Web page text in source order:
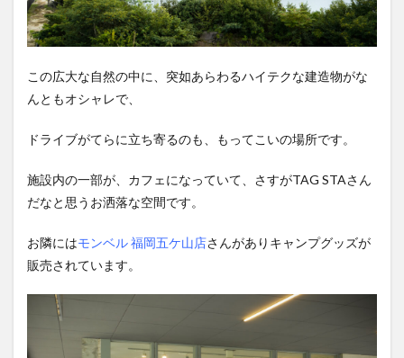
この広大な自然の中に、突如あらわるハイテクな建造物がな
んともオシャレで、
ドライブがてらに立ち寄るのも、もってこいの場所です。
施設内の一部が、カフェになっていて、さすがTAG STAさん
だなと思うお洒落な空間です。
お隣にはモンベル 福岡五ケ山店さんがありキャンプグッズが
販売されています。